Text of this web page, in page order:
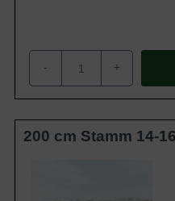
- +
200 cm Stamm 14-